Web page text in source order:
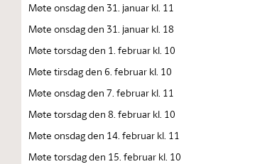
Møte onsdag den 31. januar kl. 11
Møte onsdag den 31. januar kl. 18
Møte torsdag den 1. februar kl. 10
Møte tirsdag den 6. februar kl. 10
Møte onsdag den 7. februar kl. 11
Møte torsdag den 8. februar kl. 10
Møte onsdag den 14. februar kl. 11
Møte torsdag den 15. februar kl. 10